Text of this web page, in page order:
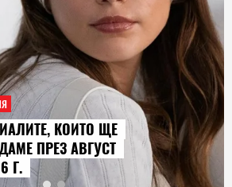
Q9 СТАВА НАЙ-
МОДЕЛ В
НА МАРКАТА